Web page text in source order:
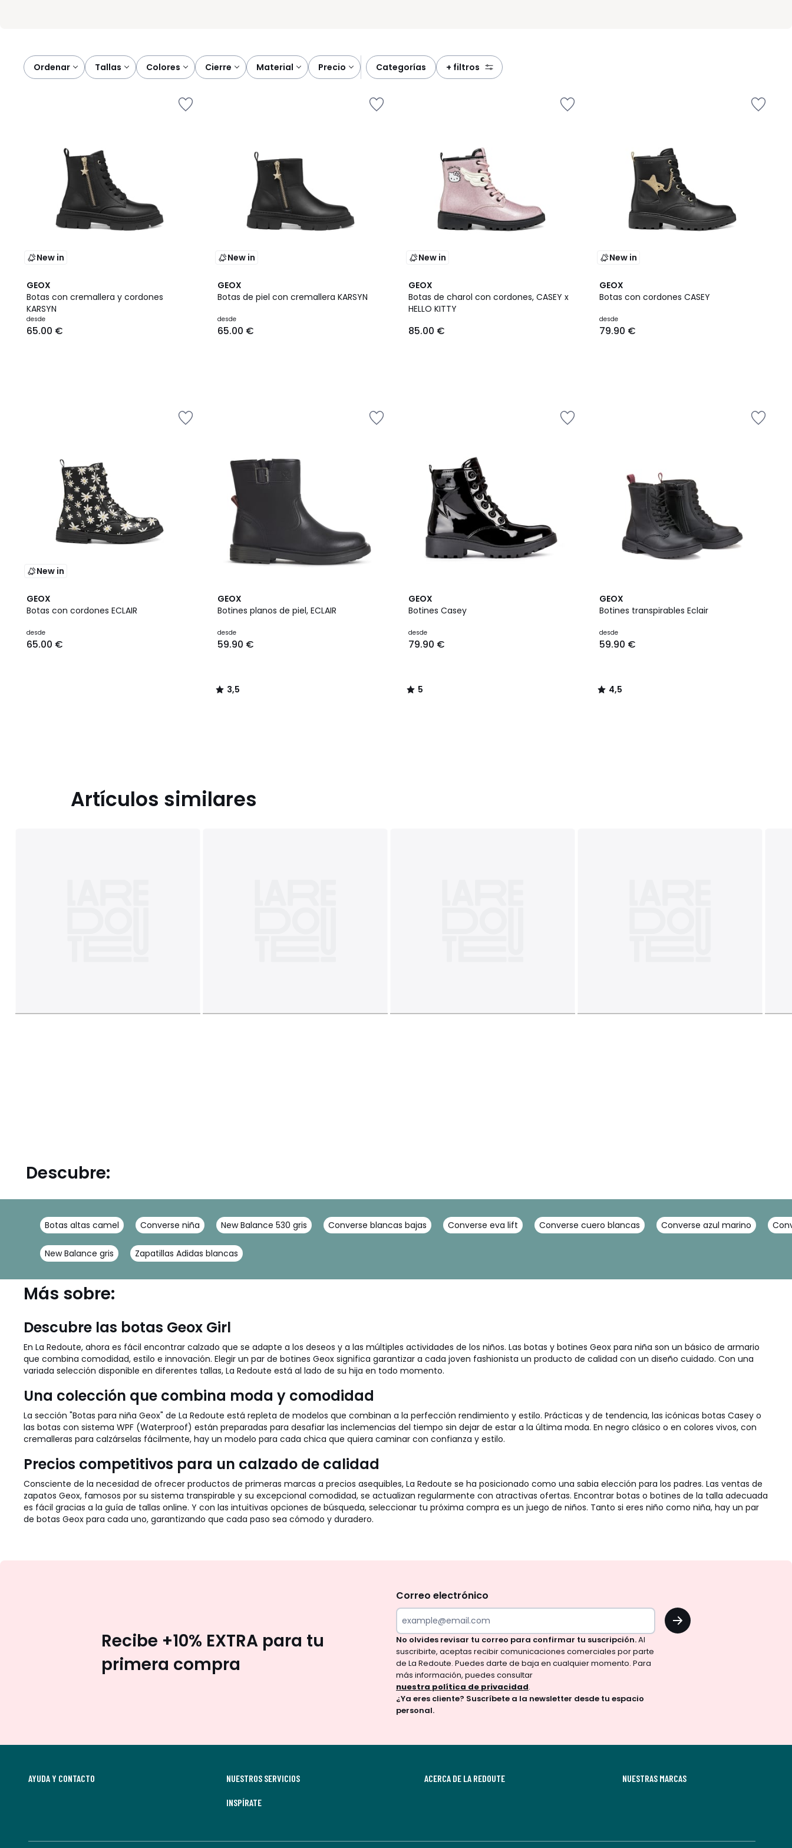
Ordenar tallas colores cierre material precio categorías + filtros
New in
GEOX
Botas con cremallera y cordones
KARSYN
Precio
a
desde
65.00 €
New in
GEOX
Botas de piel con cremallera KARSYN
desde
65.00 €
New in
GEOX
Botas de charol con cordones, CASEY x
HELLO KITTY
85.00 €
New in
GEOX
Botas con cordones CASEY
desde
79.90 €
New in
GEOX
Botas con cordones ECLAIR
desde
65.00 €
GEOX
Botines planos de piel, ECLAIR
desde
59.90 €
3,5
/ 5
3,5
/
GEOX
Botines Casey
desde
79.90 €
5
/
5
/
GEOX
Botines transpirables Eclair
desde
59.90 €
4,5
/ 5
4,5
/
Artículos similares
Descubre:
Botas altas camel Converse niña New Balance 530 gris Converse blancas bajas Converse eva lift Converse cuero blancas Converse azul marino
New Balance gris Zapatillas Adidas blancas
Más sobre:
Descubre las botas Geox Girl
En La Redoute, ahora es fácil encontrar calzado que se adapte a los deseos y a las múltiples actividades de los niños. Las botas y botines Geox para niña son un básico de armario
que combina comodidad, estilo e innovación. Elegir un par de botines Geox significa garantizar a cada joven fashionista un producto de calidad con un diseño cuidado. Con una
variada selección disponible en diferentes tallas, La Redoute está al lado de su hija en todo momento.
Una colección que combina moda y comodidad
La sección "Botas para niña Geox" de La Redoute está repleta de modelos que combinan a la perfección rendimiento y estilo. Prácticas y de tendencia, las icónicas botas Casey o
las botas con sistema WPF (Waterproof) están preparadas para desafiar las inclemencias del tiempo sin dejar de estar a la última moda. En negro clásico o en colores vivos, con
cremalleras para calzárselas fácilmente, hay un modelo para cada chica que quiera caminar con confianza y estilo.
Precios competitivos para un calzado de calidad
Consciente de la necesidad de ofrecer productos de primeras marcas a precios asequibles, La Redoute se ha posicionado como una sabia elección para los padres. Las ventas de
zapatos Geox, famosos por su sistema transpirable y su excepcional comodidad, se actualizan regularmente con atractivas ofertas. Encontrar botas o botines de la talla adecuada
es fácil gracias a la guía de tallas online. Y con las intuitivas opciones de búsqueda, seleccionar tu próxima compra es un juego de niños. Tanto si eres niño como niña, hay un par
de botas Geox para cada uno, garantizando que cada paso sea cómodo y duradero.
olvides
revisar
tu
correo
para
confirmar
tu
suscripción.
Al
aceptas
comunicaciones
parte
Recibe +10% EXTRA para tu
primera compra
Correo electrónico
OK
No olvides revisar tu correo para confirmar tu suscripción.Al
suscribirte, aceptas recibir comunicaciones comerciales por parte
de La Redoute. Puedes darte de baja en cualquier momento. Para
más información, puedes consultar
nuestra política de privacidad.
¿Ya eres cliente? Suscríbete a la newsletter desde tu espacio
personal.
AYUDA Y CONTACTO NUESTROS SERVICIOS
INSPÍRATE
ACERCA DE LA REDOUTE NUESTRAS MARCAS